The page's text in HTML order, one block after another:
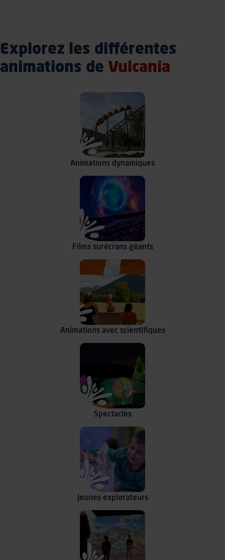
Explorez les différentes
animations de Vulcania
Animations dynamiques
Films surécrans géants
Animationsavec scientifiques
Spectacles
Jeunesexplorateurs